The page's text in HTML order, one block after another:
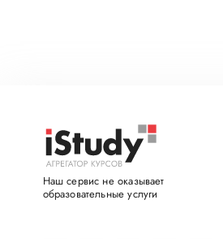
Наш сервис не оказывает
образовательные услуги